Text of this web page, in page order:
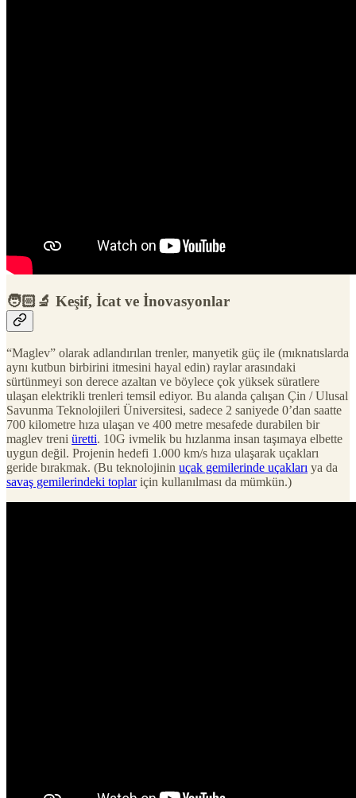
🧑🏻‍🔬 Keşif, İcat ve İnovasyonlar
“Maglev” olarak adlandırılan trenler, manyetik güç ile (mıknatıslarda
aynı kutbun birbirini itmesini hayal edin) raylar arasındaki
sürtünmeyi son derece azaltan ve böylece çok yüksek süratlere
ulaşan elektrikli trenleri temsil ediyor. Bu alanda çalışan Çin / Ulusal
Savunma Teknolojileri Üniversitesi, sadece 2 saniyede 0’dan saatte
700 kilometre hıza ulaşan ve 400 metre mesafede durabilen bir
maglev treni üretti. 10G ivmelik bu hızlanma insan taşımaya elbette
uygun değil. Projenin hedefi 1.000 km/s hıza ulaşarak uçakları
geride bırakmak. (Bu teknolojinin uçak gemilerinde uçakları ya da
savaş gemilerindeki toplariçin kullanılması da mümkün.)